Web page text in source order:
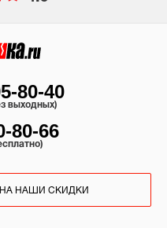
80-40
выходных)
80-66
НАШИ СКИДКИ